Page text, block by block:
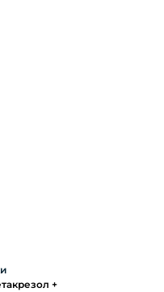
+